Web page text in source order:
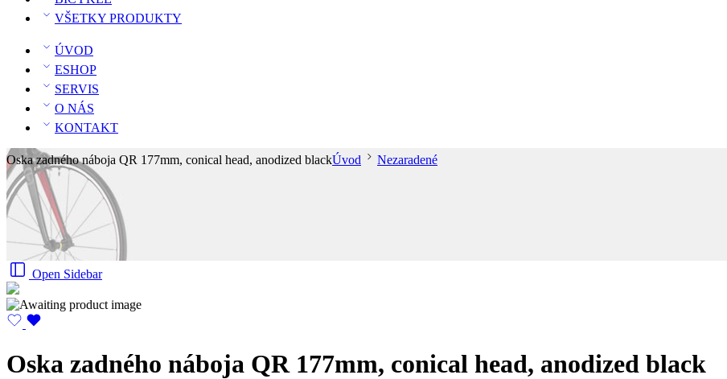
VŠETKY PRODUKTY
ÚVOD
ESHOP
SERVIS
O NÁS
KONTAKT
Oska zadného náboja QR 177mm, conical head, anodized blackÚvod Nezaradené
Open Sidebar
Oska zadného náboja QR 177mm, conical head, anodized black